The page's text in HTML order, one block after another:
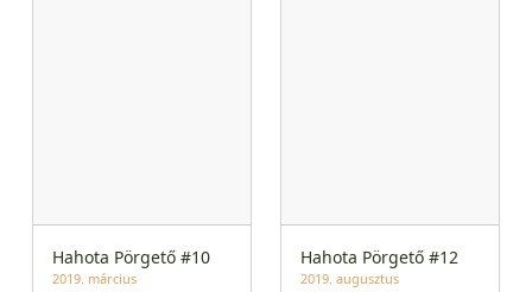
Hahota Pörgető #10
2019. március
Hahota Pörgető #12
2019. augusztus